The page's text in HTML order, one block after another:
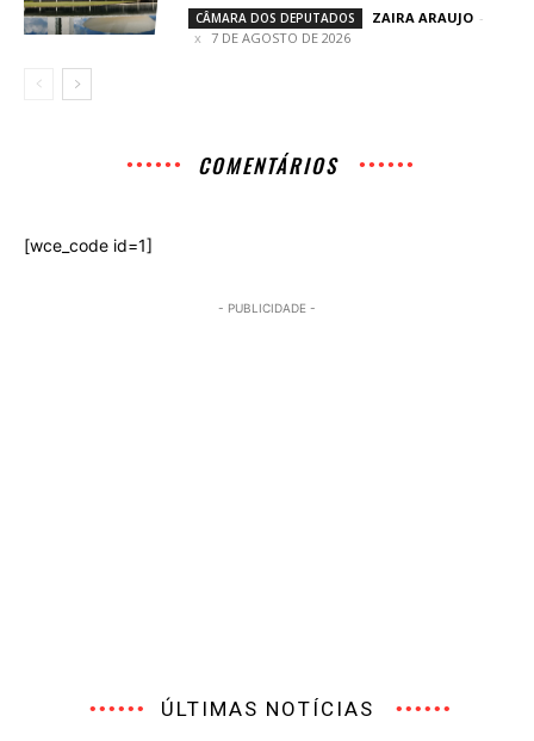
CÂMARA DOS DEPUTADOS ZAIRA ARAUJO -
7 DE AGOSTO DE 2026
COMENTÁRIOS
[wce_code id=1]
- PUBLICIDADE -
ÚLTIMAS NOTÍCIAS